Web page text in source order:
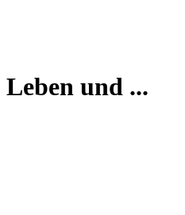
Leben und ...